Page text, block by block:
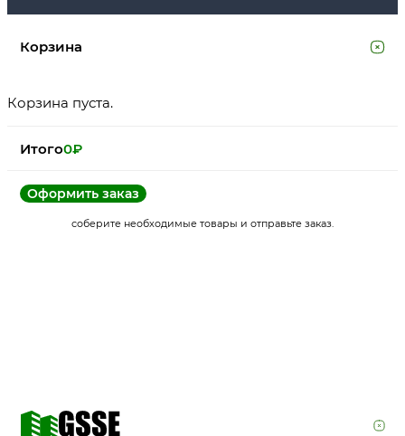
Корзина
Корзина пуста.
Итого0₽
Оформить заказ
соберите необходимые товары и отправьте заказ.